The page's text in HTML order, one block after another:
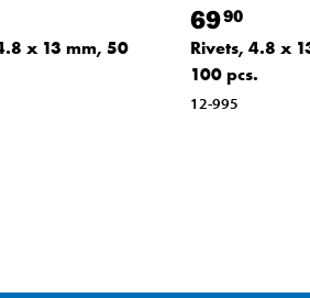
x 13 mm, 50
6990
Rivets, 4.8 x
100 pcs.
12-995